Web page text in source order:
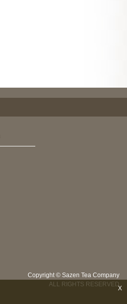
Copyright © Sazen Tea Company
ALL RIGHTS RESERVED
X